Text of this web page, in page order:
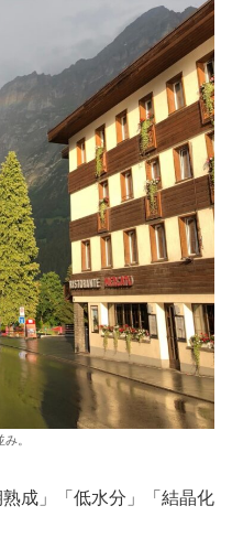
。
成」「低水分」「結晶化